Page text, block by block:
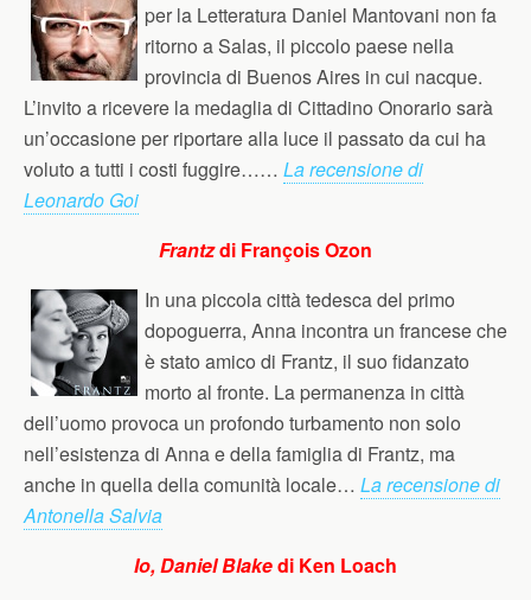
per la Letteratura Daniel Mantovani non fa
ritorno a Salas, il piccolo paese nella
provincia di Buenos Aires in cui nacque.
L’invito a ricevere la medaglia di Cittadino Onorario sarà
un’occasione per riportare alla luce il passato da cui ha
voluto a tutti i costi fuggire…… La recensione di
Leonardo Goi
Frantzdi François Ozon
In una piccola città tedesca del primo
dopoguerra, Anna incontra un francese che
è stato amico di Frantz, il suo fidanzato
morto al fronte. La permanenza in città
dell’uomo provoca un profondo turbamento non solo
nell’esistenza di Anna e della famiglia di Frantz, ma
anche in quella della comunità locale… La recensione di
Antonella Salvia
Io, Daniel Blakedi Ken Loach